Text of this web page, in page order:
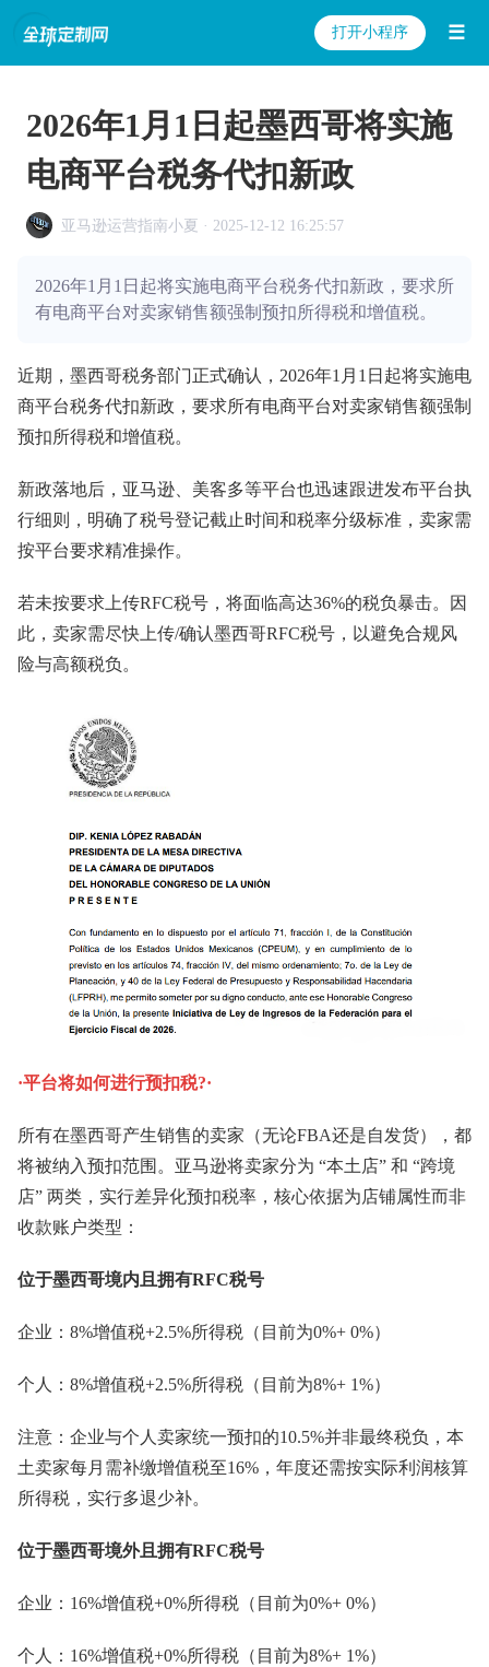
打开小程序 ☰
2026年1月1日起墨西哥将实施
电商平台税务代扣新政
亚马逊运营指南小夏 · 2025-12-12 16:25:57
2026年1月1日起将实施电商平台税务代扣新政，要求所
有电商平台对卖家销售额强制预扣所得税和增值税。
近期，墨西哥税务部门正式确认，2026年1月1日起将实施电
商平台税务代扣新政，要求所有电商平台对卖家销售额强制
预扣所得税和增值税。
新政落地后，亚马逊、美客多等平台也迅速跟进发布平台执
行细则，明确了税号登记截止时间和税率分级标准，卖家需
按平台要求精准操作。
若未按要求上传RFC税号，将面临高达36%的税负暴击。因
此，卖家需尽快上传/确认墨西哥RFC税号，以避免合规风
险与高额税负。
·平台将如何进行预扣税?·
所有在墨西哥产生销售的卖家（无论FBA还是自发货），都
将被纳入预扣范围。亚马逊将卖家分为 “本土店” 和 “跨境
店” 两类，实行差异化预扣税率，核心依据为店铺属性而非
收款账户类型：
位于墨西哥境内且拥有RFC税号
企业：8%增值税+2.5%所得税（目前为0%+ 0%）
个人：8%增值税+2.5%所得税（目前为8%+ 1%）
注意：企业与个人卖家统一预扣的10.5%并非最终税负，本
土卖家每月需补缴增值税至16%，年度还需按实际利润核算
所得税，实行多退少补。
位于墨西哥境外且拥有RFC税号
企业：16%增值税+0%所得税（目前为0%+ 0%）
个人：16%增值税+0%所得税（目前为8%+ 1%）